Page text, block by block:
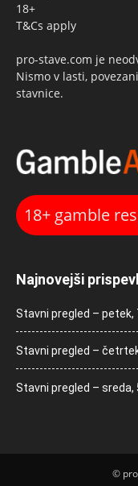
18+
T&Cs apply
pro-stave.com je
Nismo v lasti,
stavnice.
18+ gamble
Najnovejši
Stavni pregled – petek,
Stavni pregled –
Stavni pregled – sreda,
©